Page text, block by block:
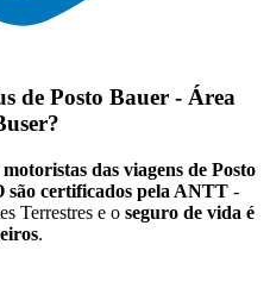
de Posto Bauer - Área
das viagens de Posto
certificados pela ANTT -
Terrestres e o seguro de vida é
.